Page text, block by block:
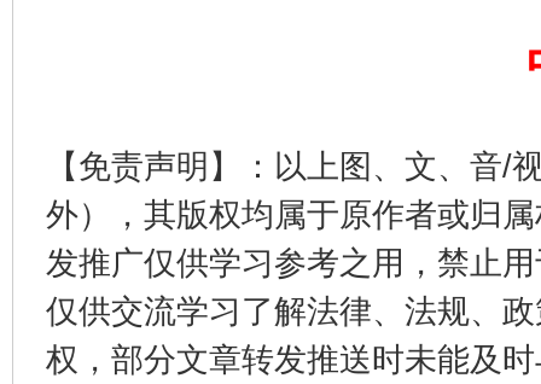
【免责声明】：以上图、文、音/
外），其版权均属于原作者或归
发推广仅供学习参考之用，禁止
仅供交流学习了解法律、法规、
权，部分文章转发推送时未能及
一纸欠
东山县通报“牛蛙产品抗生素超标问题” 法